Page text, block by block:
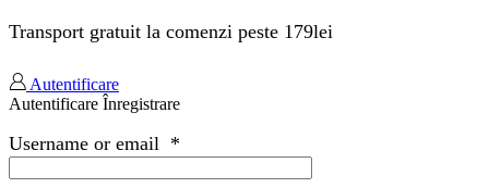
Transport gratuit la comenzi peste 179lei
Autentificare
Autentificare Înregistrare
Username or email *